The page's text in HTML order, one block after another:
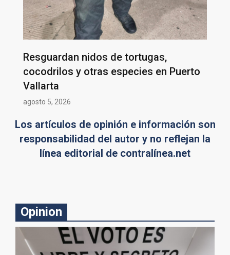
Resguardan nidos de tortugas,
cocodrilos y otras especies en Puerto
Vallarta
agosto 5, 2026
Los artículos de opinión e información son
responsabilidad del autor y no reflejan la
línea editorial de contralínea.net
Opinion